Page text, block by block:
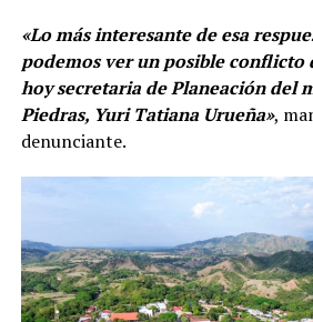
«Lo más interesante de esa
podemos ver un posible conflicto
hoy secretaria de Planeación del
Piedras, Yuri Tatiana Urueña»,
denunciante.